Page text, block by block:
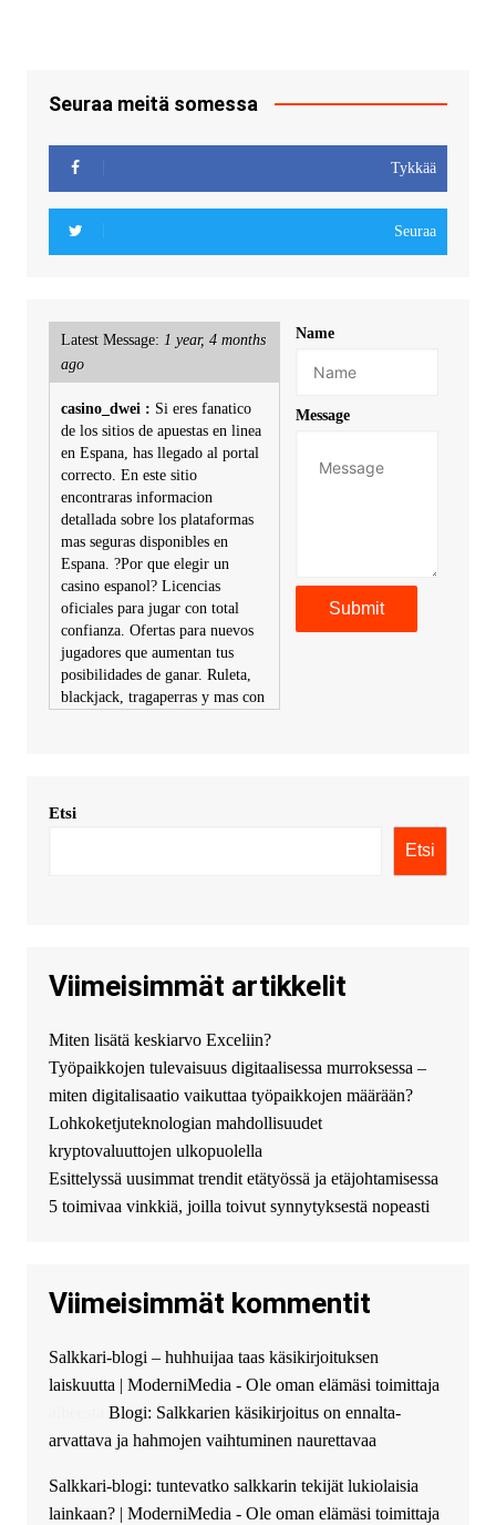
Seuraa meitä somessa
Tykkää
Seuraa
Latest Message: 1 year, 4 months
ago
casino_dwei : Si eres fanatico
de los sitios de apuestas en linea
en Espana, has llegado al portal
correcto. En este sitio
encontraras informacion
detallada sobre los plataformas
mas seguras disponibles en
Espana. ?Por que elegir un
casino espanol? Licencias
oficiales para jugar con total
confianza. Ofertas para nuevos
jugadores que aumentan tus
posibilidades de ganar. Ruleta,
blackjack, tragaperras y mas con
KimonicRisse :
купить хавал джулиан -
http://jolion-ufa1.ru/
Появился вопрос про срочно
взять деньги? Предлагаем
безопасный источник
финансовой помощи. Вы
можете получить
финансирование в долг без
избыточных вопросов и
документов? Тогда обратитесь
guest_4889 :Cmon Suomi 👏
The Admin: High five! You’ve
successfully installed Simple
Ajax Chat.
Name
Message
Etsi
Etsi
Viimeisimmät artikkelit
Miten lisätä keskiarvo Exceliin?
Työpaikkojen tulevaisuus digitaalisessa murroksessa –
miten digitalisaatio vaikuttaa työpaikkojen määrään?
Lohkoketjuteknologian mahdollisuudet
kryptovaluuttojen ulkopuolella
Esittelyssä uusimmat trendit etätyössä ja etäjohtamisessa
5 toimivaa vinkkiä, joilla toivut synnytyksestä nopeasti
Viimeisimmät kommentit
Salkkari-blogi – huhhuijaa taas käsikirjoituksen
laiskuutta | ModerniMedia - Ole oman elämäsi toimittaja
Blogi: Salkkarien käsikirjoitus on ennalta-
arvattava ja hahmojen vaihtuminen naurettavaa
Salkkari-blogi: tuntevatko salkkarin tekijät lukiolaisia
lainkaan? | ModerniMedia - Ole oman elämäsi toimittaja